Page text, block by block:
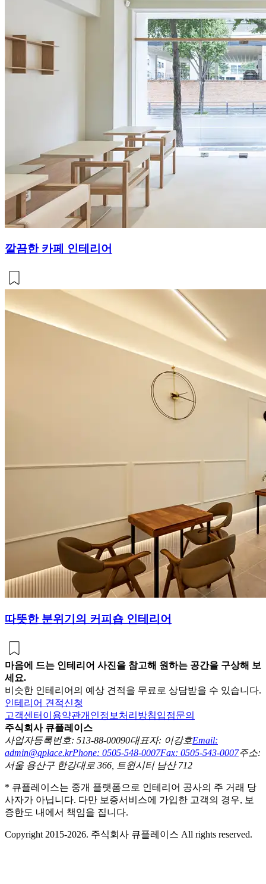
깔끔한 카페 인테리어
따뜻한 분위기의 커피숍 인테리어
마음에 드는 인테리어 사진을 참고해 원하는 공간을 구상해 보
세요.
비슷한 인테리어의 예상 견적을 무료로 상담받을 수 있습니다.
인테리어 견적신청
고객센터 이용약관개인정보처리방침입점문의
주식회사 큐플레이스
사업자등록번호: 513-88-00090대표자: 이강호Email:
admin@qplace.krPhone: 0505-548-0007Fax: 0505-543-0007주소:
서울 용산구 한강대로 366, 트윈시티 남산 712
* 큐플레이스는 중개 플랫폼으로 인테리어 공사의 주 거래 당
사자가 아닙니다. 다만 보증서비스에 가입한 고객의 경우, 보
증한도 내에서 책임을 집니다.
Copyright 2015-2026. 주식회사 큐플레이스 All rights reserved.